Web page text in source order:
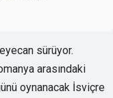
sürüyor.
arasındaki
oynanacak İsviçre